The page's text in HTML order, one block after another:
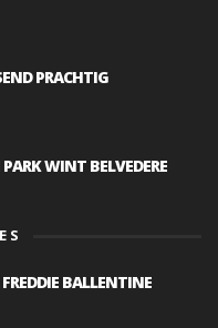
PRACHTIG
WINT BELVEDERE
BALLENTINE